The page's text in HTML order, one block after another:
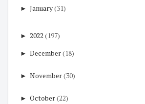
► January(31)
► 2022 (197)
► December(18)
► November(30)
► October(22)